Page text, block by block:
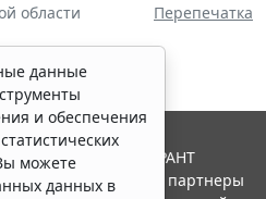
области
Перепечатка
данные
и обеспечения
можете
данных в
2026. Система ГАРАНТ
"Гарант" и ее партнеры